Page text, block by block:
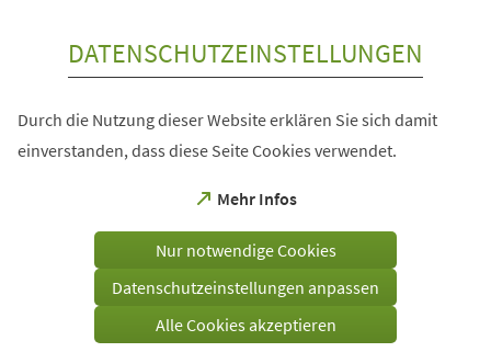
DATENSCHUTZEINSTELLUNGEN
Durch die Nutzung dieser Website erklären Sie sich damit
einverstanden, dass diese Seite Cookies verwendet.
Mehr Infos
(Öffnet
einem
Tab)
Nur notwendige Cookies
Datenschutzeinstellungen anpassen
Alle Cookies akzeptieren